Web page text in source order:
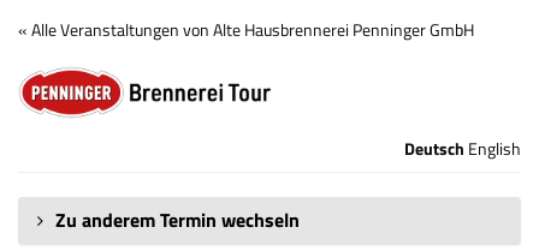
Zum
Haupt-
Inhalt
springen
« Alle Veranstaltungen von Alte Hausbrennerei Penninger GmbH
Brennerei
Tour Deutsch English
Zu anderem Termin wechseln